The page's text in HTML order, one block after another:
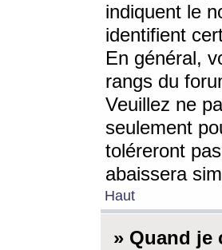
indiquent le
identifient
En général,
rangs du
Veuillez ne
seulement
toléreront
abaissera
Haut
» Quand je